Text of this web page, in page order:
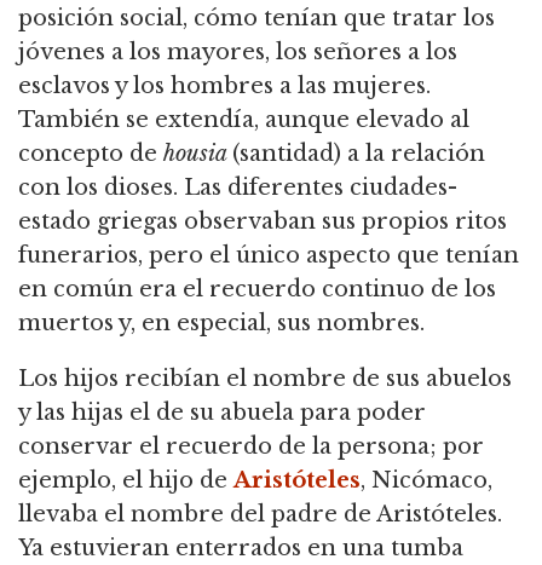
posición social, cómo tenían que tratar los
jóvenes a los mayores, los señores a los
esclavos y los hombres a las mujeres.
También se extendía, aunque elevado al
concepto de housia (santidad) a la relación
con los dioses. Las diferentes ciudades-
estado griegas observaban sus propios ritos
funerarios, pero el único aspecto que tenían
en común era el recuerdo continuo de los
muertos y, en especial, sus nombres.
Los hijos recibían el nombre de sus abuelos
y las hijas el de su abuela para poder
conservar el recuerdo de la persona; por
ejemplo, el hijo deAristóteles, Nicómaco,
llevaba el nombre del padre de Aristóteles.
Ya estuvieran enterrados en una tumba